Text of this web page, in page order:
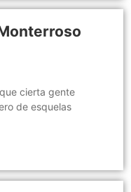
cierta gente
de esquelas